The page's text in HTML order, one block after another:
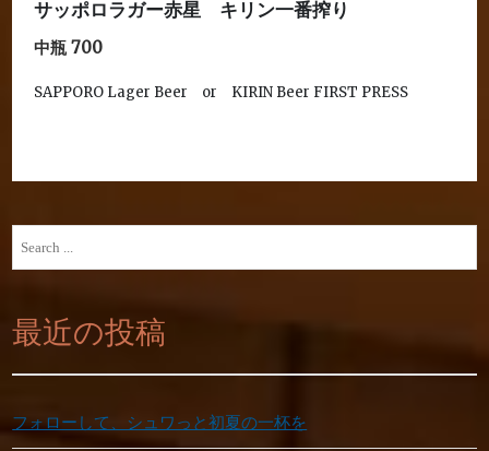
サッポロラガー赤星 キリン一番搾り
中瓶 700
SAPPORO Lager Beer or KIRIN Beer FIRST PRESS
最近の投稿
フォローして、シュワっと初夏の一杯を